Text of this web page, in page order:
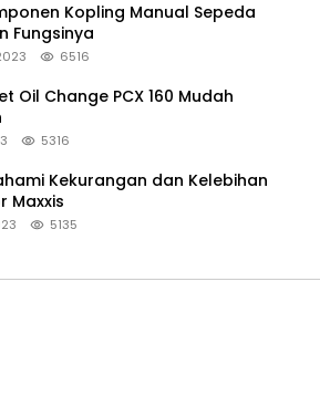
Kopling Manual Sepeda
Fungsinya
6516
Oil Change PCX 160 Mudah
5316
Kekurangan dan Kelebihan
Maxxis
5135